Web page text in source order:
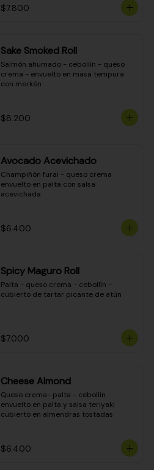
$7.800
Sake Smoked Roll
Salmón ahumado - cebollín - queso
crema - envuelto en masa tempura
con merkén
$8.200
Avocado Acevichado
Champiñón furai - queso crema
envuelto en palta con salsa
acevichada
$6.400
Spicy Maguro Roll
Palta - queso crema - cebollín -
cubierto de tartar picante de atún
$7.000
Cheese Almond
Queso crema- palta - cebollín
envuelto en palta y salsa teriyaki
cubierto en almendras tostadas
$6.400